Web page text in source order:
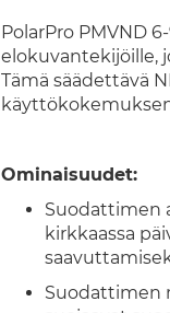
PolarPro PMVND
elokuvantekijöille,
Tämä säädettävä
Ominaisuudet:
Suodattimen
kirkkaassa
Suodattimen